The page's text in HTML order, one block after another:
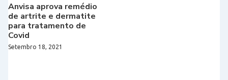
Anvisa aprova remédio
de artrite e dermatite
para tratamento de
Covid
Setembro 18, 2021